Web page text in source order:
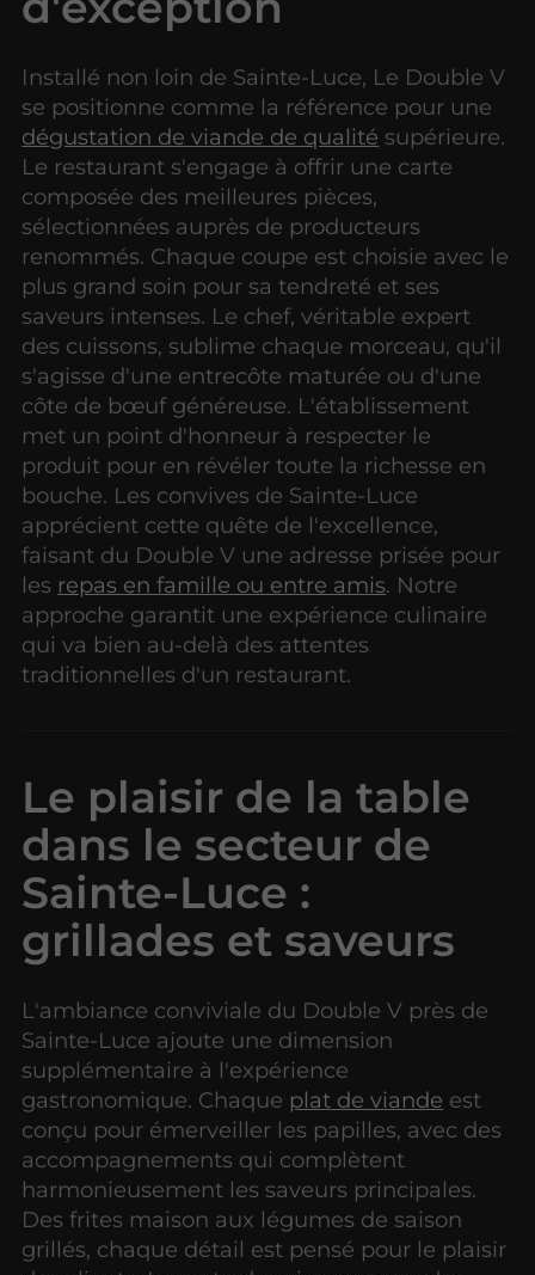
Installé non loin de Sainte-Luce, Le Double V
se positionne comme la référence pour une
dégustation de viande de qualité supérieure.
Le restaurant s'engage à offrir une carte
composée des meilleures pièces,
sélectionnées auprès de producteurs
renommés. Chaque coupe est choisie avec le
plus grand soin pour sa tendreté et ses
saveurs intenses. Le chef, véritable expert
des cuissons, sublime chaque morceau, qu'il
s'agisse d'une entrecôte maturée ou d'une
côte de bœuf généreuse. L'établissement
met un point d'honneur à respecter le
produit pour en révéler toute la richesse en
bouche. Les convives de Sainte-Luce
apprécient cette quête de l'excellence,
faisant du Double V une adresse prisée pour
les repas en famille ou entre amis. Notre
approche garantit une expérience culinaire
qui va bien au-delà des attentes
traditionnelles d'un restaurant.
Le plaisir de la table
dans le secteur de
Sainte-Luce :
grillades et saveurs
L'ambiance conviviale du Double V près de
Sainte-Luce ajoute une dimension
supplémentaire à l'expérience
gastronomique. Chaque plat de viande est
conçu pour émerveiller les papilles, avec des
accompagnements qui complètent
harmonieusement les saveurs principales.
Des frites maison aux légumes de saison
grillés, chaque détail est pensé pour le plaisir